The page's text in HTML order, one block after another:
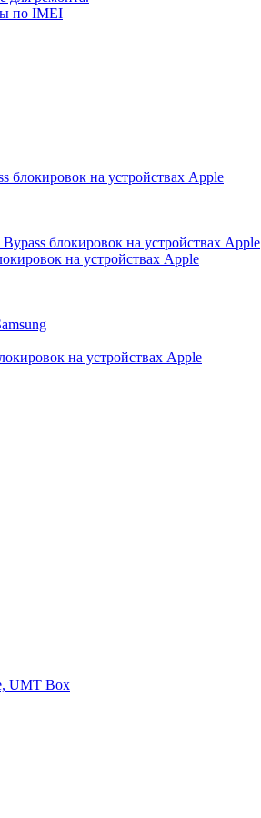
по IMEI
блокировок на устройствах Apple
блокировок на устройствах Apple
на устройствах Apple
на устройствах Apple
UMT Box